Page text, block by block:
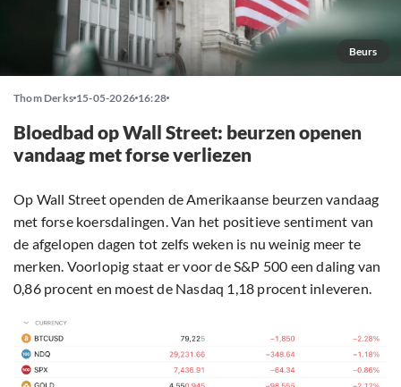
Beurs
Thom Derks 15-05-2026 16:28
Bloedbad op Wall Street: beurzen openen
vandaag met forse verliezen
Op Wall Street openden de Amerikaanse beurzen vandaag
met forse koersdalingen. Van het positieve sentiment van
de afgelopen dagen tot zelfs weken is nu weinig meer te
merken. Voorlopig staat er voor de S&P 500 een daling van
0,86 procent en moest de Nasdaq 1,18 procent inleveren.